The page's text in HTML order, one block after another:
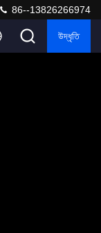
86--13826266974
উদ্ধৃতি